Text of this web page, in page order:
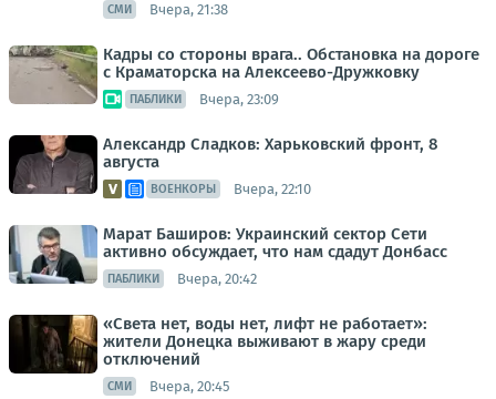
СМИ Вчера, 21:38
Кадры со стороны врага.. Обстановка на дороге
с Краматорска на Алексеево-Дружковку
ПАБЛИКИ Вчера, 23:09
Александр Сладков: Харьковский фронт, 8
августа
ВОЕНКОРЫ Вчера, 22:10
Марат Баширов: Украинский сектор Сети
активно обсуждает, что нам сдадут Донбасс
ПАБЛИКИ Вчера, 20:42
«Света нет, воды нет, лифт не работает»:
жители Донецка выживают в жару среди
отключений
СМИ Вчера, 20:45